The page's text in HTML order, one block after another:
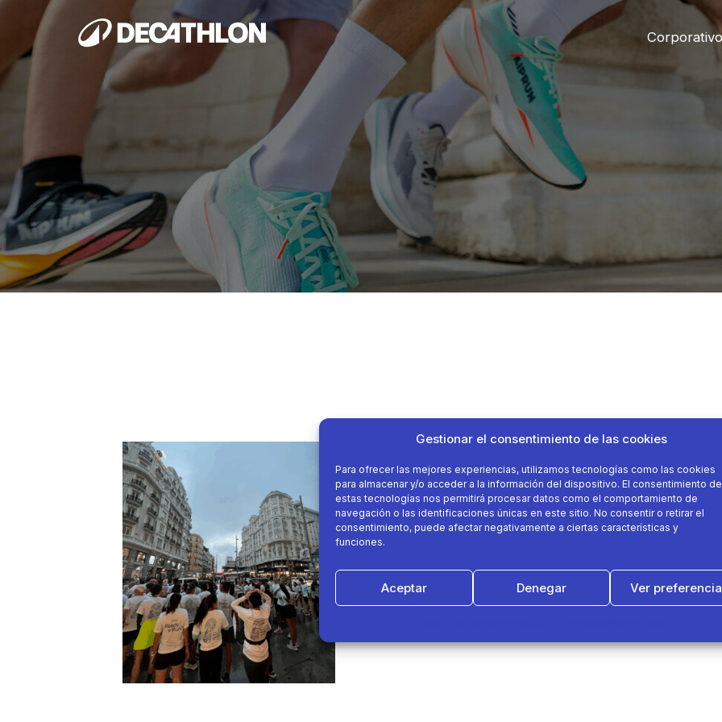
Gestionar el consentimiento de las cookies
Para ofrecer las mejores experiencias, utilizamos tecnologías como las cookies
para almacenar y/o acceder a la información del dispositivo. El consentimiento de
estas tecnologías nos permitirá procesar datos como el comportamiento de
navegación o las identificaciones únicas en este sitio. No consentir o retirar el
consentimiento, puede afectar negativamente a ciertas características y
funciones.
Aceptar Denegar Ver
Corporativo